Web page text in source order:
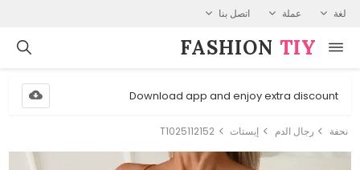
لغة عملة اتصل بنا
FASHION⁠ TIY
Download app and enjoy extra discount
نحفة رجال الدم إيستات T1025112152